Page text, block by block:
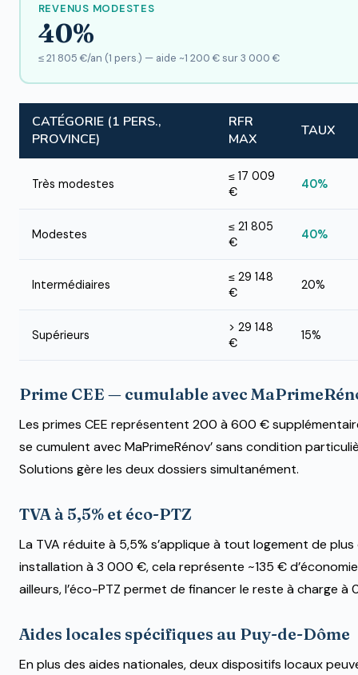
REVENUS MODESTES
40%
≤ 21 805 €/an (1 pers.) — aide ~1 200 € sur 3 000 €
CATÉGORIE (1 PERS.,
PROVINCE)
RFR
MAX
TAUX
Très modestes
≤ 17 009
€
40%
Modestes
≤ 21 805
€
40%
Intermédiaires
≤ 29 148
€
20%
Supérieurs
> 29 148
€
15%
Prime CEE — cumulable avec
Les primes CEE représentent 200 à 600 €
se cumulent avec MaPrimeRénov’ sans condition
Solutions gère les deux dossiers simultanément.
TVA à 5,5% et éco-PTZ
La TVA réduite à 5,5% s’applique à tout logement de plus
installation à 3 000 €, cela représente ~135 €
ailleurs, l’éco-PTZ permet de financer le reste à charge à
Aides locales spécifiques au Puy-de-Dôme
En plus des aides nationales, deux dispositifs locaux